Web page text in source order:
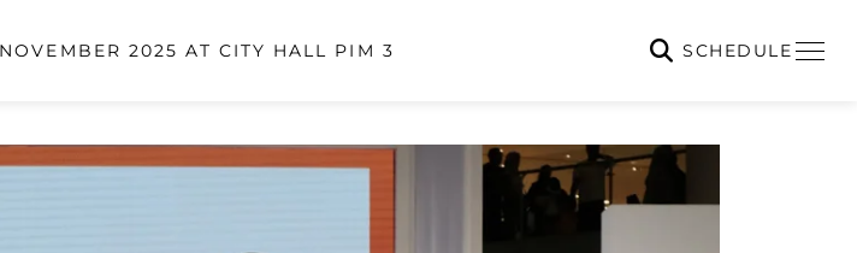
2025 AT CITY HALL PIM 3 SCHEDULE